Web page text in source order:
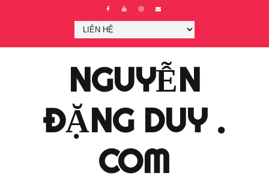
NGUYỄN
ĐẶNG DUY .
COM